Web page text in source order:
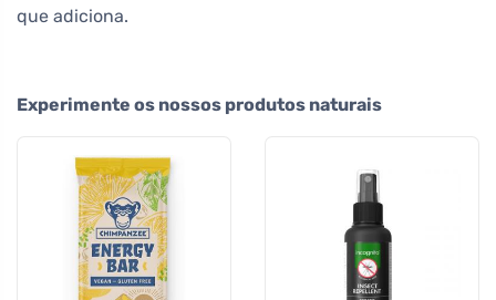
que adiciona.
Experimente os nossos produtos naturais